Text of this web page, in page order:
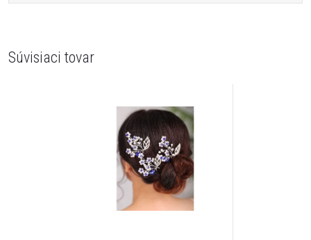
Súvisiaci tovar